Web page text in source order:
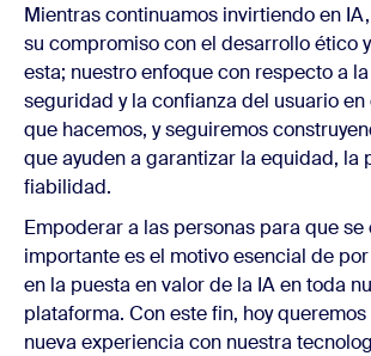
Mientras continuamos invirtiendo en
su compromiso con el desarrollo ético
esta; nuestro enfoque con respecto a
seguridad y la confianza del usuario
que hacemos, y seguiremos
que ayuden a garantizar la equidad, la
fiabilidad.
Empoderar a las personas para que se
importante es el motivo esencial de
en la puesta en valor de la IA en toda
plataforma. Con este fin, hoy
nueva experiencia con nuestra